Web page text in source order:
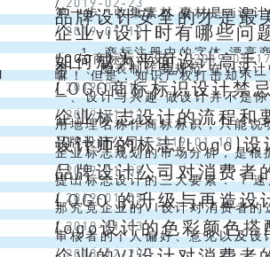
来越多的vi设计公司了，这些vi
的是关于设计这方面的服务，
第一步：收集素材 素材是vi设
设计的必要条件，曾在深圳vi设
业vi设计素材列为了主要得分
品牌设计安全的才是最
1、商标注册中的字体 漂亮商
嘛！ 但是，知识产权打击却不
企业vi设计时有哪些问
第一、图表制作要规范 在vi设
作，电脑程序设计的时候对制
设计进行的时候不要选择五花
/2019-01-19
如何成为平面设计高手
一、设计与兴趣 做设计并不是
内心地爱上她，就像对自己爱人
计师的第一步！ 二、设计与美
LOGO商标标识设计/2019-01-
LOGO商标标识设计禁
用地理名称作商标标识，只能
消费者辨认商品生产者的作用，
淆。在国内市场上以地理名称
Lai
/ 2019-01-15
企业标志设计的流程和
企业标志规划的市场分析，是
域市场或消费习气的进行有效
形或文字的结合，它是根据企业
/2019-01-12
设计师的标志(Logo)设
提出标志设计的三大要素： 1
快速的情况下，标志设计要一目
性。也就是反映内容的准确性，
品牌设计公司/2019-01-10
品牌设计公司对消费者
那究竟企业的VI设计对消费者
上，消费者对品牌长期的认知过
一是对品牌功能性的认识;一是
/2019-01-08
LOGO 的升级与再造设
审核者的个人偏好、意见以及
/2019-01-05
logo设计的色彩颜色搭
/2019-01-03
/2018-12-29